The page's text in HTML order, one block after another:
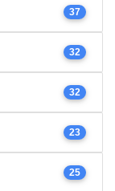
37
32
32
23
25